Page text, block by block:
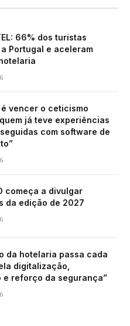
66% dos turistas
Portugal e aceleram
é vencer o ceticismo
já teve experiências
com software de
começa a divulgar
da edição de 2027
da hotelaria passa cada
digitalização,
e reforço da segurança”